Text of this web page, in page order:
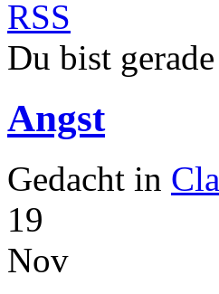
Du bist
Angst
Gedacht in
19
Nov